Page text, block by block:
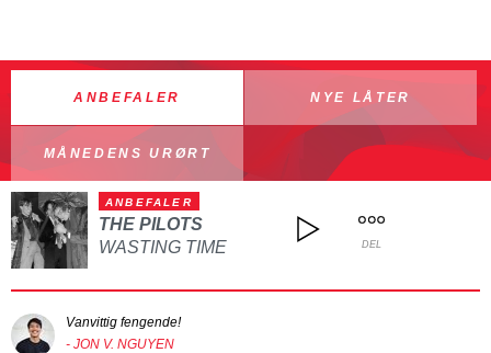
ANBEFALER NYE LÅTER
MÅNEDENS URØRT
ANBEFALER
THE PILOTS
WASTING TIME
DEL
Vanvittig fengende!
- JON V. NGUYEN